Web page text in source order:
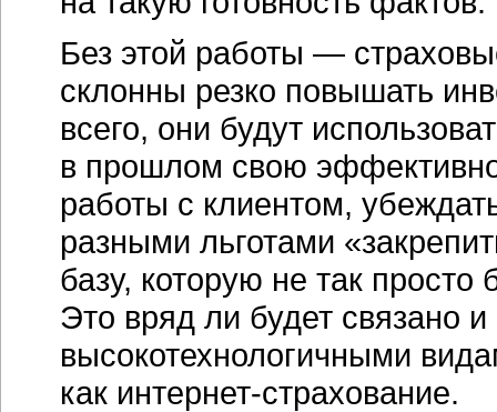
Без этой работы —
склонны резко повышать
всего, они будут
в прошлом свою
работы с клиентом,
разными льготами
базу, которую не так просто
Это вряд ли будет связано
высокотехнологичными
как интернет-страхование.